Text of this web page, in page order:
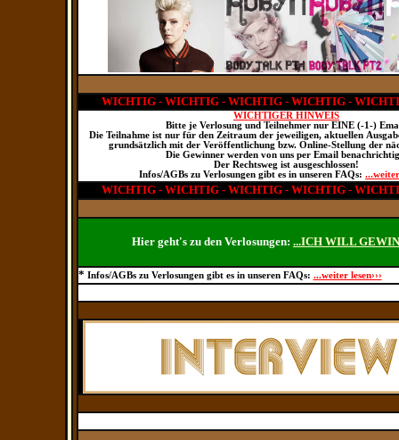
WICHTIG - WICHTIG - WICHTIG - WICHTIG -
WICHTIGER HINWEIS
Bitte je Verlosung und Teilnehmer nur EINE (-1-)
Die Teilnahme ist nur für den Zeitraum der jeweiligen, aktuellen
grundsätzlich mit der Veröffentlichung bzw. Online-Stellung der
Die Gewinner werden von uns per Email
Der Rechtsweg ist ausgeschlossen!
Infos/AGBs zu Verlosungen gibt es in unseren FAQs: ...weiter
WICHTIG - WICHTIG - WICHTIG - WICHTIG -
Hier geht's zu den Verlosungen: ...ICH WILL
* Infos/AGBs zu Verlosungen gibt es in unseren FAQs: ...weiter lesen›››